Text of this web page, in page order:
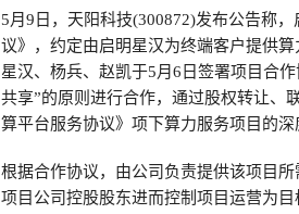
5月9日，天阳科技(300872)发布公告称
议》，约定由启明星汉为终端客户提供
星汉、杨兵、赵凯于5月6日签署项目合
共享”的原则进行合作，通过股权转让、
算平台服务协议》项下算力服务项目的深
根据合作协议，由公司负责提供该项目
项目公司控股股东进而控制项目运营为